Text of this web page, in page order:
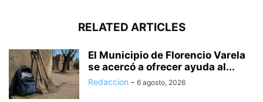
RELATED ARTICLES
El Municipio de Florencio Varela
se acercó a ofrecer ayuda al...
Redaccion - 6 agosto, 2026